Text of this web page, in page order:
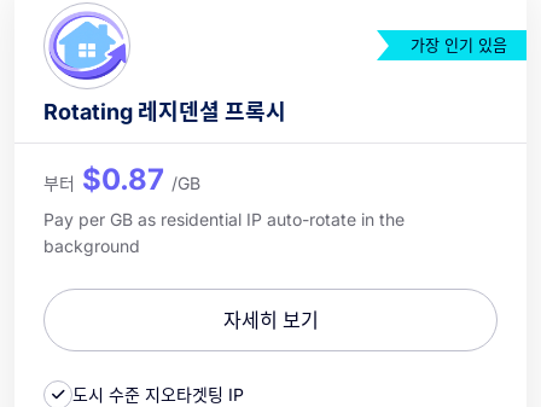
가장 인기 있음
Rotating 레지덴셜 프록시
부터 $0.87 /GB
Pay per GB as residential IP auto-rotate in the
background
자세히 보기
도시 수준 지오타겟팅 IP